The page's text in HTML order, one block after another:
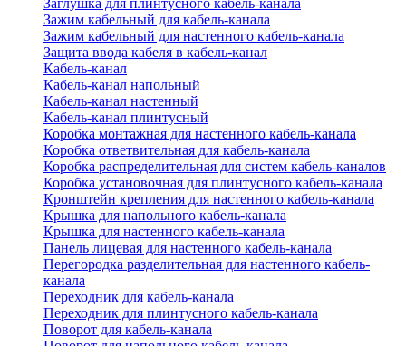
Заглушка для плинтусного кабель-канала
Зажим кабельный для кабель-канала
Зажим кабельный для настенного кабель-канала
Защита ввода кабеля в кабель-канал
Кабель-канал
Кабель-канал напольный
Кабель-канал настенный
Кабель-канал плинтусный
Коробка монтажная для настенного кабель-канала
Коробка ответвительная для кабель-канала
Коробка распределительная для систем кабель-каналов
Коробка установочная для плинтусного кабель-канала
Кронштейн крепления для настенного кабель-канала
Крышка для напольного кабель-канала
Крышка для настенного кабель-канала
Панель лицевая для настенного кабель-канала
Перегородка разделительная для настенного кабель-
канала
Переходник для кабель-канала
Переходник для плинтусного кабель-канала
Поворот для кабель-канала